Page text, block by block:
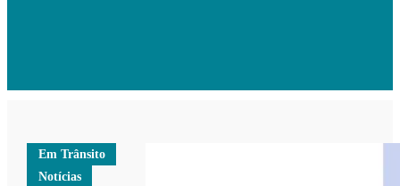
Em Trânsito
Notícias